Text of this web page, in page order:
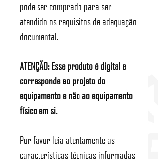
pode ser comprado para ser
atendido os requisitos de adequação
documental.
ATENÇÃO: Esse produto é digital e
corresponde ao projeto do
equipamento e não ao equipamento
físico em si.
Por favor leia atentamente as
características técnicas informadas